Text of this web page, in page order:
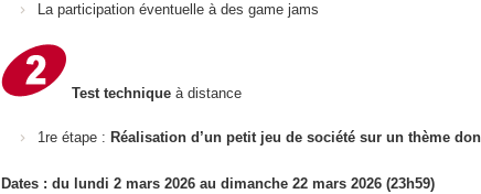
La participation éventuelle à des game jams
Test technique à distance
1re étape : Réalisation d’un petit jeu de société sur un thème
Dates : du lundi 2 mars 2026 au dimanche 22 mars 2026 (23h59)